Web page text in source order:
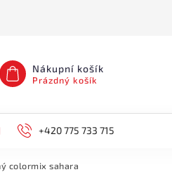
Nákupní košík
Prázdný košík
+420 775 733 715
colormix sahara